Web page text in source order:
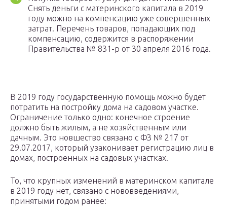
Снять деньги с материнского капитала в 2019
году можно на компенсацию уже совершенных
затрат. Перечень товаров, попадающих под
компенсацию, содержится в распоряжении
Правительства № 831-р от 30 апреля 2016 года.
В 2019 году государственную помощь можно будет
потратить на постройку дома на садовом участке.
Ограничение только одно: конечное строение
должно быть жилым, а не хозяйственным или
дачным. Это новшество связано с ФЗ № 217 от
29.07.2017, который узаконивает регистрацию лиц в
домах, построенных на садовых участках.
То, что крупных изменений в материнском капитале
в 2019 году нет, связано с нововведениями,
принятыми годом ранее: